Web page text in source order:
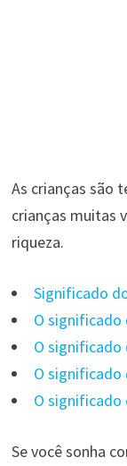
As crianças são
crianças muitas
riqueza.
Significado
O significado
O
O significado
O significado
Se você sonha